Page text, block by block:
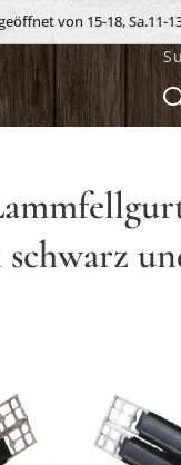
von 15-18, Sa.11-
schwarz